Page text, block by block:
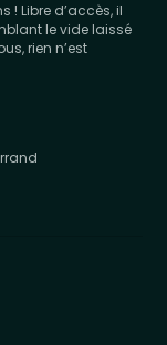
! Libre d’accès, il
le vide laissé
rien n’est